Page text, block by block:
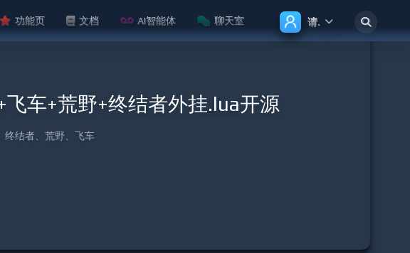
功能页 文档 AI智能体 聊天室 请登录